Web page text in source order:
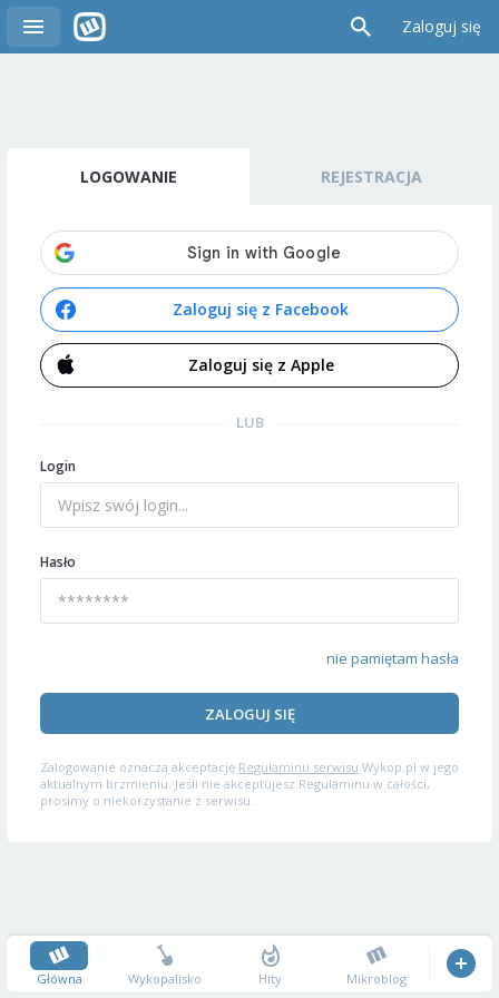
Zaloguj się
LOGOWANIE REJESTRACJA
Zaloguj się z Facebook
Zaloguj się z Apple
LUB
Login
Hasło
nie pamiętam hasła
ZALOGUJ SIĘ
Zalogowanie oznacza akceptację Regulaminu serwisu Wykop.pl w jego
aktualnym brzmieniu. Jeśli nie akceptujesz Regulaminu w całości,
prosimy o niekorzystanie z serwisu.
Główna Wykopalisko Hity Mikroblog